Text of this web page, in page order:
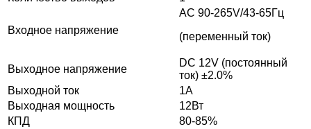
Входное напряжение
AC 90-265V/43-65Гц
(переменный ток)
Выходное напряжение
DC 12V (постоянный
ток) ±2.0%
Выходной ток
1А
Выходная мощность
12Вт
КПД
80-85%